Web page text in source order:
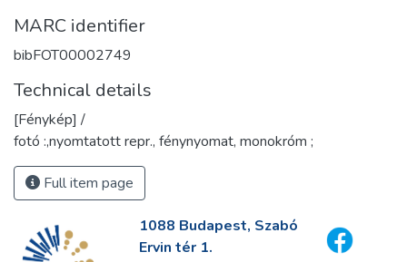
MARC identifier
bibFOT00002749
Technical details
[Fénykép] /
fotó :,nyomtatott repr., fénynyomat, monokróm ;
Full item page
1088 Budapest, Szabó
Ervin tér 1.